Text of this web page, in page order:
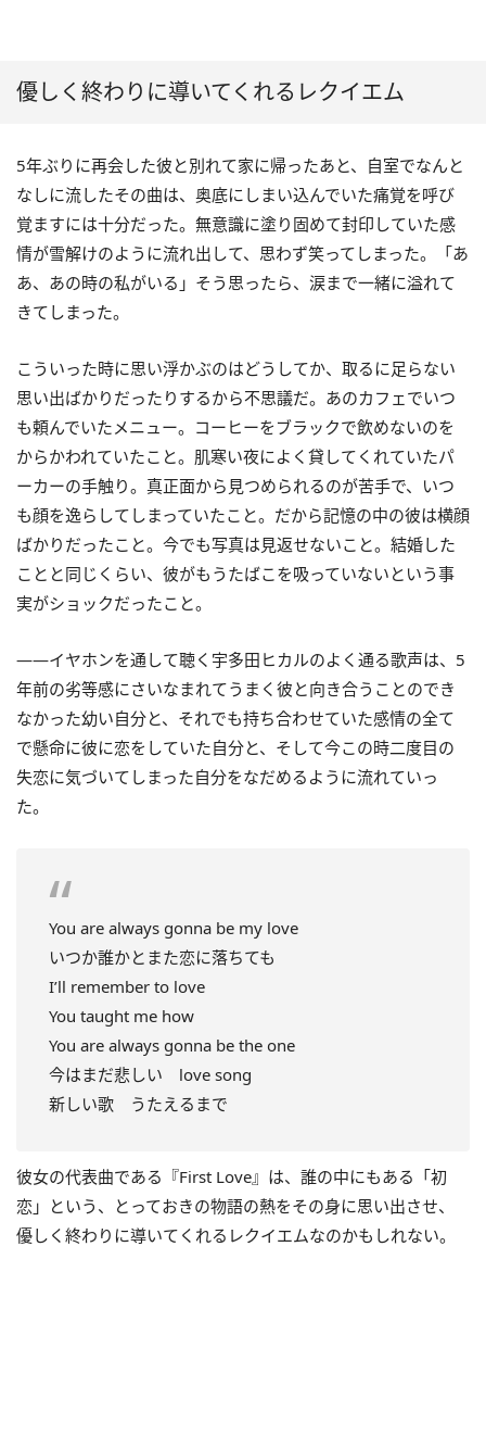
優しく終わりに導いてくれるレクイエム
5年ぶりに再会した彼と別れて家に帰ったあと、自室でなんと
なしに流したその曲は、奥底にしまい込んでいた痛覚を呼び
覚ますには十分だった。無意識に塗り固めて封印していた感
情が雪解けのように流れ出して、思わず笑ってしまった。「あ
あ、あの時の私がいる」そう思ったら、涙まで一緒に溢れて
きてしまった。
こういった時に思い浮かぶのはどうしてか、取るに足らない
思い出ばかりだったりするから不思議だ。あのカフェでいつ
も頼んでいたメニュー。コーヒーをブラックで飲めないのを
からかわれていたこと。肌寒い夜によく貸してくれていたパ
ーカーの手触り。真正面から見つめられるのが苦手で、いつ
も顔を逸らしてしまっていたこと。だから記憶の中の彼は横顔
ばかりだったこと。今でも写真は見返せないこと。結婚した
ことと同じくらい、彼がもうたばこを吸っていないという事
実がショックだったこと。
――イヤホンを通して聴く宇多田ヒカルのよく通る歌声は、5
年前の劣等感にさいなまれてうまく彼と向き合うことのでき
なかった幼い自分と、それでも持ち合わせていた感情の全て
で懸命に彼に恋をしていた自分と、そして今この時二度目の
失恋に気づいてしまった自分をなだめるように流れていっ
た。
You are always gonna be my love
いつか誰かとまた恋に落ちても
I’ll remember to love
You taught me how
You are always gonna be the one
今はまだ悲しい love song
新しい歌 うたえるまで
彼女の代表曲である『First Love』は、誰の中にもある「初
恋」という、とっておきの物語の熱をその身に思い出させ、
優しく終わりに導いてくれるレクイエムなのかもしれない。